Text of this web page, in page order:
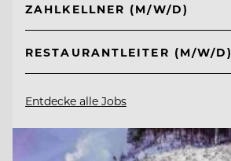
ZAHLKELLNER (M/W/D)
RESTAURANTLEITER (M/W/D)
Entdecke alle Jobs